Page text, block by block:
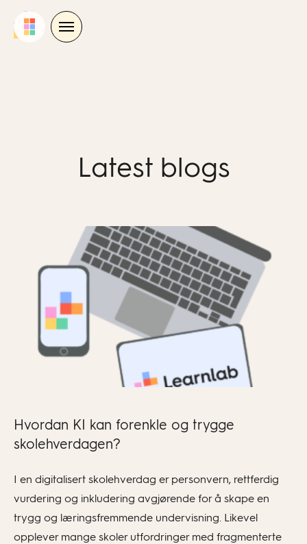
Latest blogs
Hvordan KI kan forenkle og trygge
skolehverdagen?
I en digitalisert skolehverdag er personvern, rettferdig
vurdering og inkludering avgjørende for å skape en
trygg og læringsfremmende undervisning. Likevel
opplever mange skoler utfordringer med fragmenterte